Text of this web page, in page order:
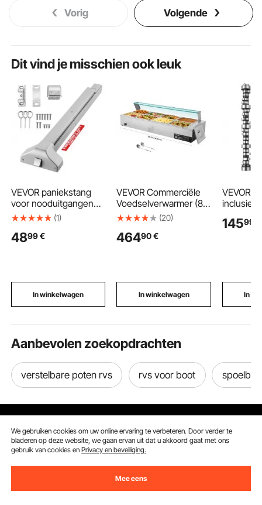
Vorig Volgende
Dit vind je misschien ook leuk
VEVOR paniekstang
voor nooduitgangen
711 mm, deurklinkstang
beslag voor
voor houten/metalen
deuren van 71–104 cm
(1)
4899€
In winkelwagen
VEVOR Commerciële
Voedselverwarmer (8 x
1/2 Maat Containers),
Warmhoudcontainer
Restaurant Feesten
(20)
46490 €
In winkelwagen
VEVOR
inclusief
LQ9-
14599
In
Aanbevolen zoekopdrachten
verstelbare poten rvs rvs voor boot
Ontvang 5 € korting als je je inschrijft voor e-mails
met besparingen en tips.
We gebruiken cookies om uw online ervaring te verbeteren. Door verder te
bladeren op deze website, we gaan ervan uit dat u akkoord gaat met ons
gebruik van cookies enPrivacy en beveiliging.
Mee eens